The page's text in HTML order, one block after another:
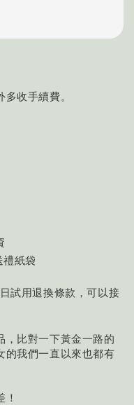
收手續費。
紙袋
試用退換條款，可以接
，比對一下黃金一路的
的我們一直以來也都有